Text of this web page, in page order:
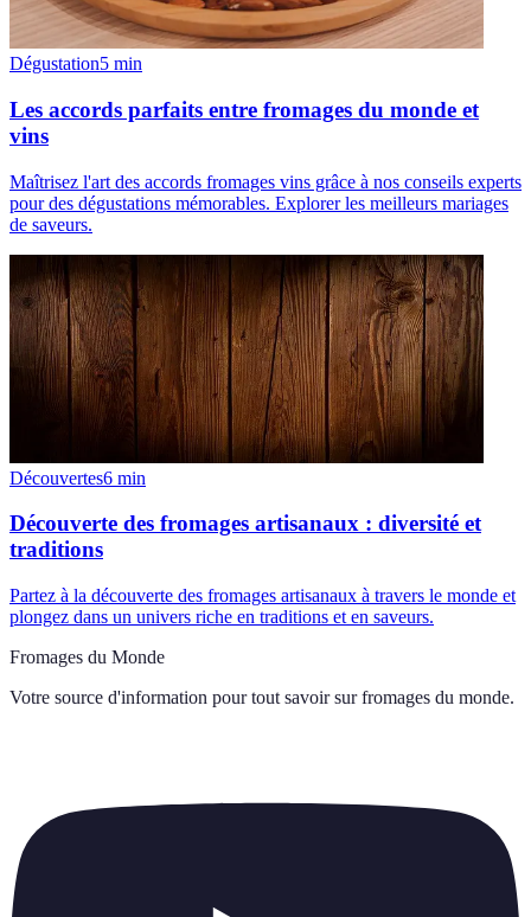
Dégustation5 min
Les accords parfaits entre fromages du monde et
vins
Maîtrisez l'art des accords fromages vins grâce à nos conseils experts
pour des dégustations mémorables. Explorer les meilleurs mariages
de saveurs.
Découvertes6 min
Découverte des fromages artisanaux : diversité et
traditions
Partez à la découverte des fromages artisanaux à travers le monde et
plongez dans un univers riche en traditions et en saveurs.
Fromages du Monde
Votre source d'information pour tout savoir sur fromages du monde.